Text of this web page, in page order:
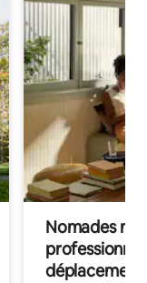
Nomades
déplacement